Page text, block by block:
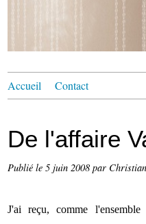
Accueil Contact
De l'affaire
Publié le 5 juin 2008 par
J'ai reçu, comme